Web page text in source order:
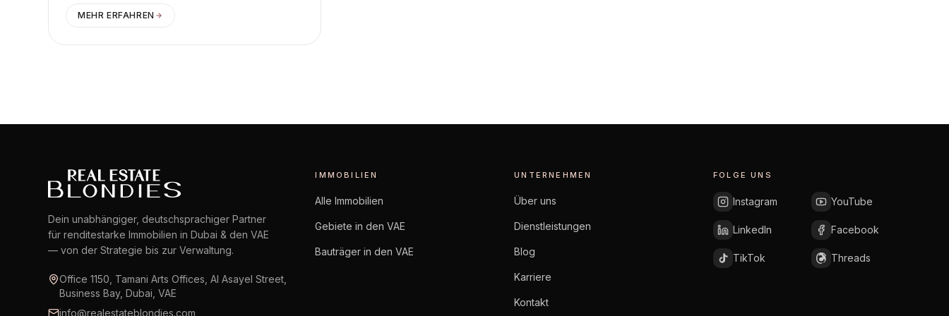
MEHR ERFAHREN
Dein unabhängiger, deutschsprachiger Partner
für renditestarke Immobilien in Dubai & den VAE
— von der Strategie bis zur Verwaltung.
Office 1150, Tamani Arts Offices, Al Asayel Street,
Business Bay, Dubai, VAE
info@realestateblondies.com
IMMOBILIEN
Alle Immobilien
Gebiete in den VAE
Bauträger in den VAE
UNTERNEHMEN
Über uns
Dienstleistungen
Blog
Karriere
Kontakt
FOLGE UNS
Instagram YouTube
LinkedIn Facebook
TikTok Threads